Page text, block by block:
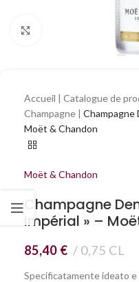
Cliquez pour agrandir
Accueil | Catalogue de
Champagne | Champagne
Moët & Chandon
Moët & Chandon
Champagne
Impérial » –
85,40 € 0,75 CL
Specificatamente ideato